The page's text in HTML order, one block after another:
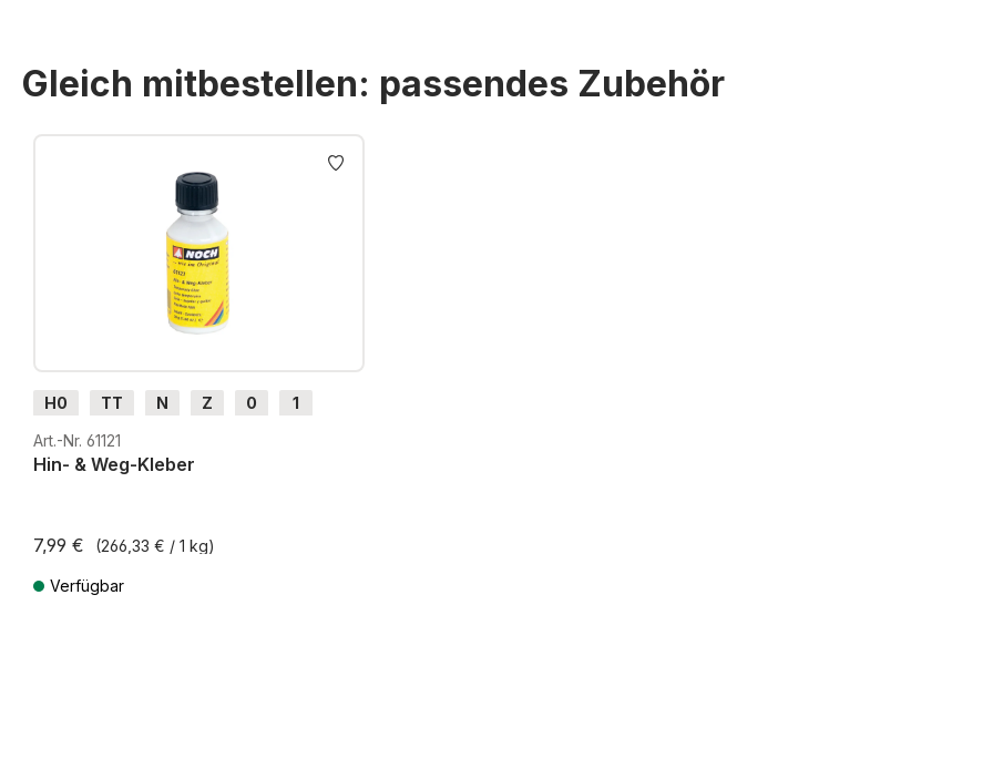
Gleich mitbestellen: passendes Zubehör
Produktgalerie überspringen
H0 TT N Z 0
1
G
H0m
Art.-Nr. 61121
Hin- & Weg-Kleber
7,99 € (266,33 € / 1 kg)
Verfügbar